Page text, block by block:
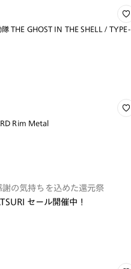
THE GHOST IN THE SHELL / TYPE-
Rim Metal
の気持ちを込めた還元祭
セール開催中！